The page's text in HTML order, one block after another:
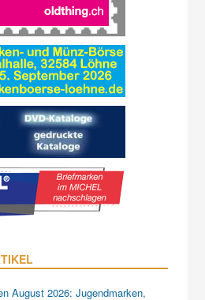
August 2026: Jugendmarken,